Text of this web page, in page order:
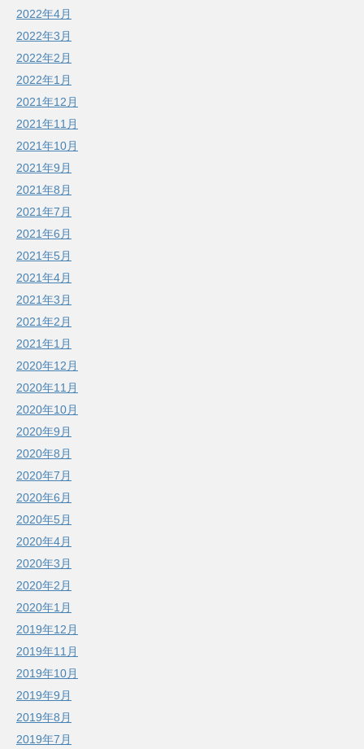
2022年4月
2022年3月
2022年2月
2022年1月
2021年12月
2021年11月
2021年10月
2021年9月
2021年8月
2021年7月
2021年6月
2021年5月
2021年4月
2021年3月
2021年2月
2021年1月
2020年12月
2020年11月
2020年10月
2020年9月
2020年8月
2020年7月
2020年6月
2020年5月
2020年4月
2020年3月
2020年2月
2020年1月
2019年12月
2019年11月
2019年10月
2019年9月
2019年8月
2019年7月